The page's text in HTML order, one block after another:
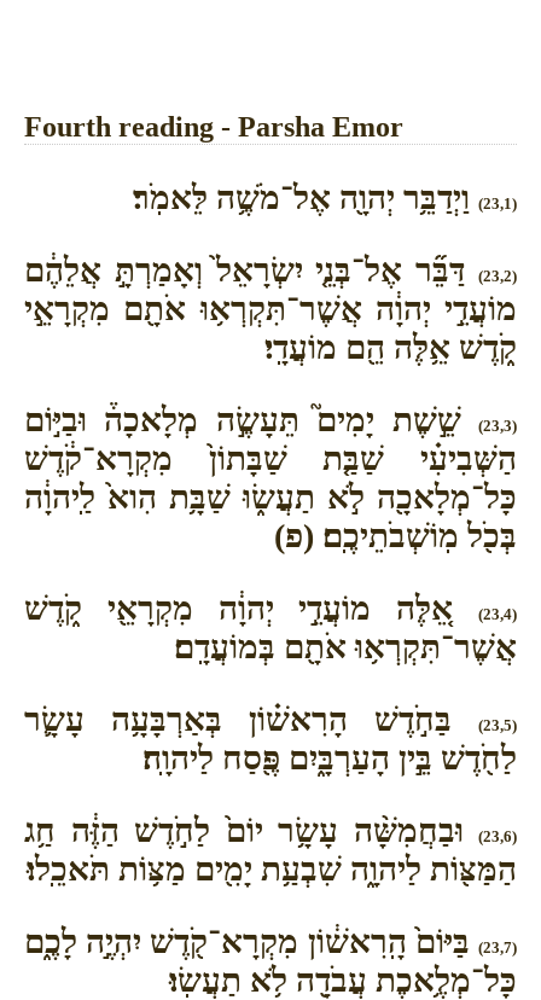
Fourth reading - Parsha Emor
(23,1) וַיְדַבֵּ֥ר יְהוָ֖ה אֶל־מֹשֶׁ֥ה לֵּאמֹֽר׃
(23,2)
דַּבֵּ֞ר אֶל־בְּנֵ֤י יִשְׂרָאֵל֙ וְאָמַרְתָּ֣ אֲלֵהֶ֔ם
מוֹעֲדֵ֣י יְהוָ֔ה אֲשֶׁר־תִּקְרְא֥וּ אֹתָ֖ם מִקְרָאֵ֣י
קֹ֑דֶשׁ אֵ֥לֶּה הֵ֖ם מוֹעֲדָֽי׃
(23,3)
שֵׁ֣שֶׁת יָמִים֮ תֵּעָשֶׂ֣ה מְלָאכָה֒ וּבַיּ֣וֹם
הַשְּׁבִיעִ֗י שַׁבַּ֤ת שַׁבָּתוֹן֙ מִקְרָא־קֹ֔דֶשׁ
כָּל־מְלָאכָ֖ה לֹ֣א תַעֲשׂ֑וּ שַׁבָּ֥ת הִוא֙ לַֽיהוָ֔ה
בְּכֹ֖ל מֽוֹשְׁבֹתֵיכֶֽם׃ (פ)
(23,4)
אֵ֚לֶּה מוֹעֲדֵ֣י יְהוָ֔ה מִקְרָאֵ֖י קֹ֑דֶשׁ
אֲשֶׁר־תִּקְרְא֥וּ אֹתָ֖ם בְּמוֹעֲדָֽם׃
(23,5)
בַּחֹ֣דֶשׁ הָרִאשׁ֗וֹן בְּאַרְבָּעָ֥ה עָשָׂ֛ר
לַחֹ֖דֶשׁ בֵּ֣ין הָעַרְבָּ֑יִם פֶּ֖סַח לַיהוָֽה׃
(23,6)
וּבַחֲמִשָּׁ֨ה עָשָׂ֥ר יוֹם֙ לַחֹ֣דֶשׁ הַזֶּ֔ה חַ֥ג
הַמַּצּ֖וֹת לַיהוָ֑ה שִׁבְעַ֥ת יָמִ֖ים מַצּ֥וֹת תֹּאכֵֽלוּ׃
(23,7)
בַּיּוֹם֙ הָֽרִאשׁ֔וֹן מִקְרָא־קֹ֖דֶשׁ יִהְיֶ֣ה לָכֶ֑ם
כָּל־מְלֶ֥אכֶת עֲבֹדָ֖ה לֹ֥א תַעֲשֽׂוּ׃